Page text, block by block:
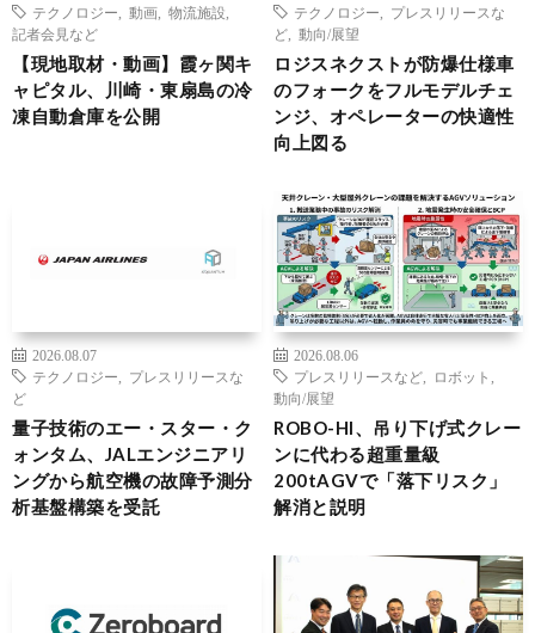
テクノロジー
動画 物流施設
記者会見など
【現地取材・動画】霞ヶ関キ
ャピタル、川崎・東扇島の冷
凍自動倉庫を公開
テクノロジー
プレスリリースな
ど
動向/展望
ロジスネクストが防爆仕様車
のフォークをフルモデルチェ
ンジ、オペレーターの快適性
向上図る
2026.08.07
テクノロジー
プレスリリースな
ど
量子技術のエー・スター・ク
ォンタム、JALエンジニアリ
ングから航空機の故障予測分
析基盤構築を受託
2026.08.06
プレスリリースなど
ロボット
動向/展望
ROBO-HI、吊り下げ式クレー
ンに代わる超重量級
200tAGVで「落下リスク」
解消と説明